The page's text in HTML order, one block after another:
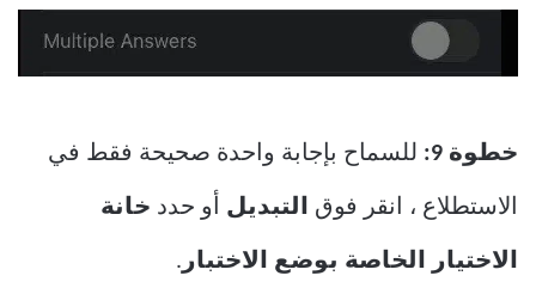
خطوة 9: للسماح بإجابة واحدة صحيحة فقط في
الاستطلاع ، انقر فوق التبديل أو حدد خانة
الاختيار الخاصة بوضع الاختبار .